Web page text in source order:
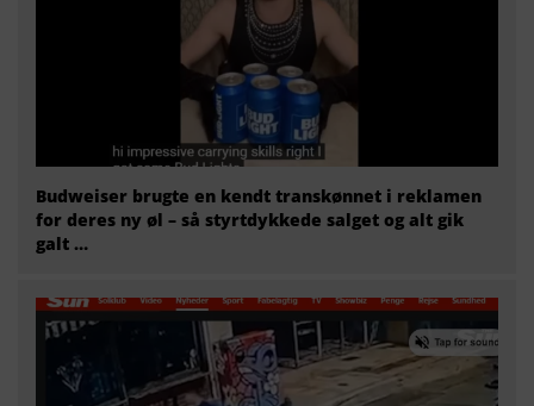
Budweiser brugte en kendt transkønnet i reklamen
for deres ny øl – så styrtdykkede salget og alt gik
galt …